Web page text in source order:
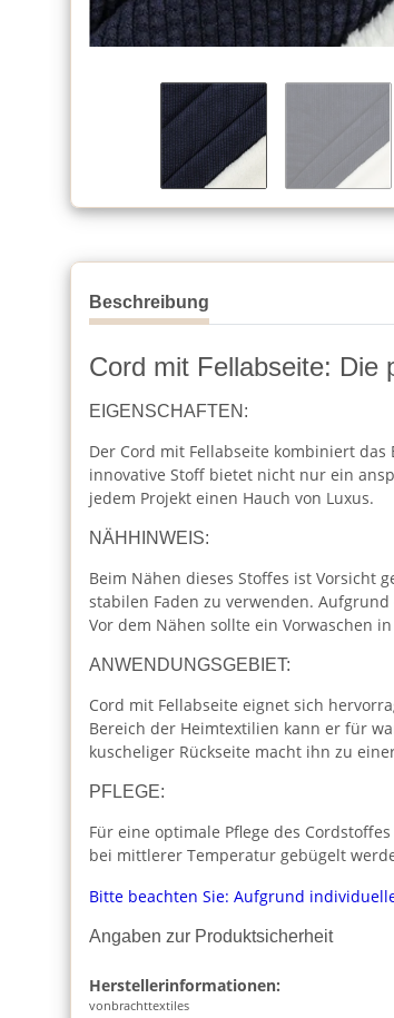
Beschreibung
Cord mit Fellabseite: Die
EIGENSCHAFTEN:
Der Cord mit Fellabseite kombiniert
innovative Stoff bietet nicht nur ein
jedem Projekt einen Hauch von Luxus.
NÄHHINWEIS:
Beim Nähen dieses Stoffes ist Vorsicht
stabilen Faden zu verwenden.
Vor dem Nähen sollte ein Vorwaschen
ANWENDUNGSGEBIET:
Cord mit Fellabseite eignet sich
Bereich der Heimtextilien kann er für
kuscheliger Rückseite macht ihn zu
PFLEGE:
Für eine optimale Pflege des
bei mittlerer Temperatur gebügelt
Bitte beachten Sie: Aufgrund
Angaben zur Produktsicherheit
Herstellerinformationen:
vonbrachttextiles